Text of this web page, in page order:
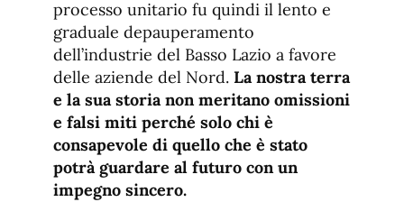
processo unitario fu quindi il lento e
graduale depauperamento
dell’industrie del Basso Lazio a favore
delle aziende del Nord. La nostra terra
e la sua storia non meritano omissioni
e falsi miti perché solo chi è
consapevole di quello che è stato
potrà guardare al futuro con un
impegno sincero.